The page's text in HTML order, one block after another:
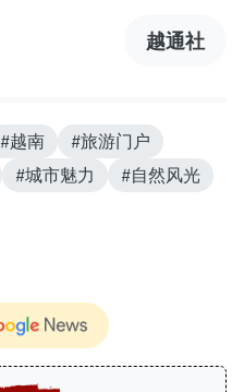
越通社
#越南
#旅游门户
#城市魅力
#自然风光